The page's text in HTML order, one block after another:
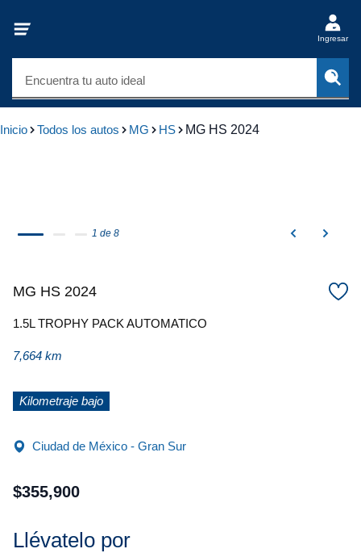
Ingresar
Encuentra tu auto ideal
Inicio Todos los autos MG HS MG HS 2024
1 de 8
MG HS 2024
1.5L TROPHY PACK AUTOMATICO
7,664 km
Kilometraje bajo
Ciudad de México - Gran Sur
$355,900
Llévatelo por